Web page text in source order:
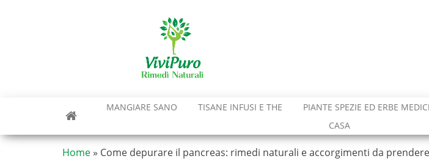
MANGIARE SANO TISANE INFUSI E THE PIANTE SPEZIE ED ERBE
CASA
Home » Come depurare il pancreas: rimedi naturali e accorgimenti da prendere